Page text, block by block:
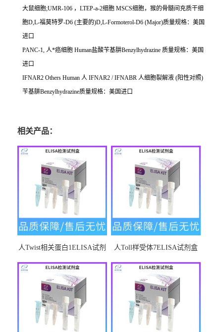
大鼠细胞;UMR-106 ， LTEP-a-2细胞 MSCS细胞，猴的骨髓间充质干细
胞D,L-福莫特罗-D6 (主要的)D,L-Formoterol-D6 (Major)质量规格：美国
进口
PANC-1, 人*癌细胞 Human盐酸苄基肼Benzylhydrazine 质量规格：美国
进口
IFNAR2 Others Human 人 IFNAR2 / IFNABR 人细胞裂解液 (阳性对照)
苄基肼Benzylhydrazine质量规格：美国进口
相关产品：
人Twist相关蛋白1ELISA试剂
人Toll样受体7ELISA试剂盒